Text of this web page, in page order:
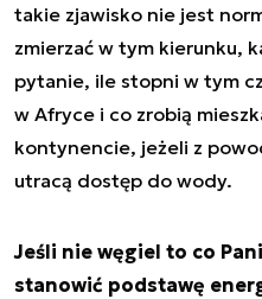
takie zjawisko nie jest
zmierzać w tym kierunku,
pytanie, ile stopni w tym
w Afryce i co zrobią
kontynencie, jeżeli z
utracą dostęp do wody.
Jeśli nie węgiel to co
stanowić podstawę